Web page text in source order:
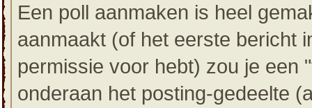
Een poll aanmaken is heel
aanmaakt (of het eerste bericht
permissie voor hebt) zou je een
onderaan het posting-gedeelte